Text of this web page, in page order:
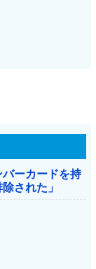
ーカードを持
された」